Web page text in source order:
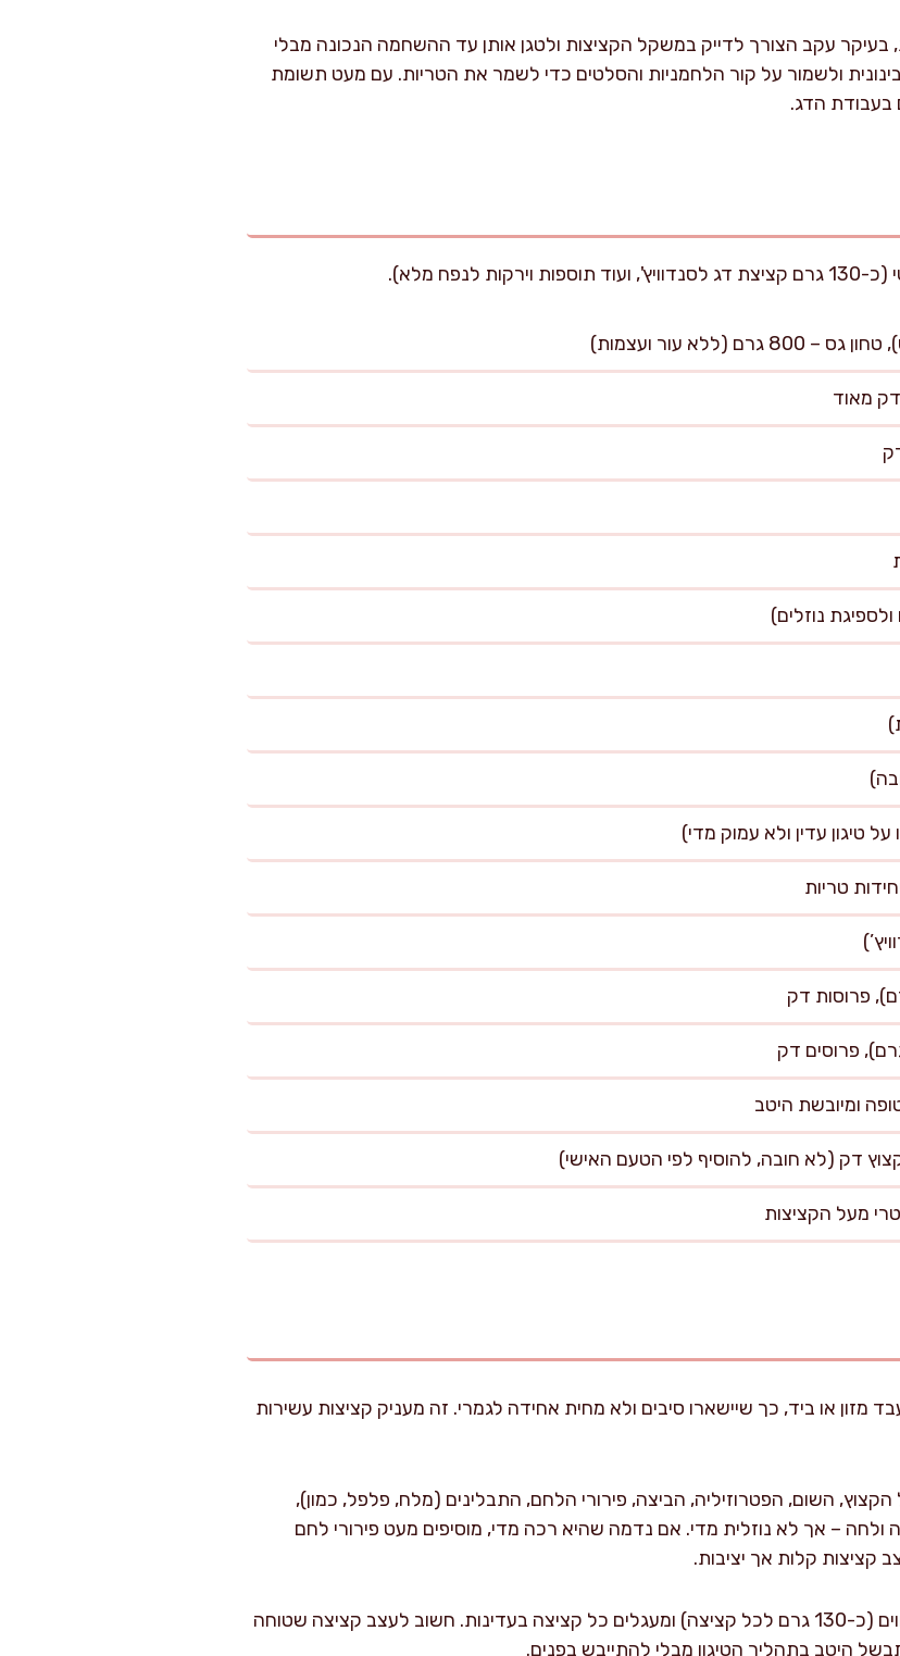
בעיקר עקב הצורך לדייק במשקל הקציצות ולטגן אותן עד ההשחמה הנכונה מבלי
ולשמור על קור הלחמניות והסלטים כדי לשמר את הטריות. עם מעט תשומת
בעבודת הדג.
עור ועצמות)
מזון או ביד, כך שיישארו סיבים ולא מחית אחידה לגמרי. זה מעניק קציצות עשירות
השום, הפטרוזיליה, הביצה, פירורי הלחם, התבלינים (מלח, פלפל, כמון),
– אך לא נוזלית מדי. אם נדמה שהיא רכה מדי, מוסיפים מעט פירורי לחם
קציצות קלות אך יציבות.
מחלקים את התערובת ל-6 חלקים שווים (כ-130 גרם לכל קציצה) ומעגלים כל קציצה בעדינות. חשוב לעצב קציצה שטוחה